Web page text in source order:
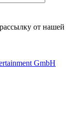
от нашей